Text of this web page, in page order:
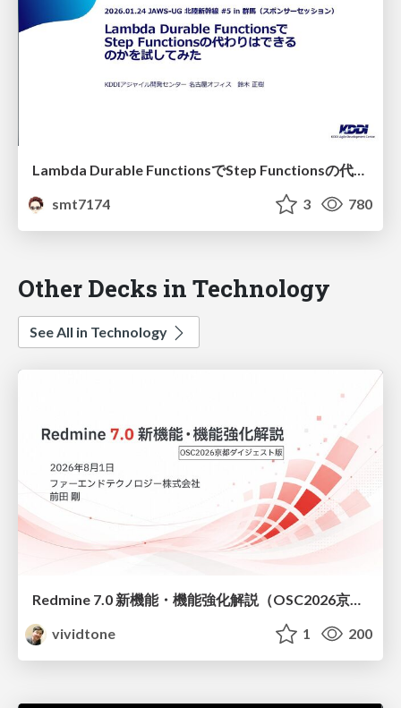
Lambda Durable FunctionsでStep Functionsの代わりはできるのかを試してみた
smt7174
3 780
Other Decks in Technology
See All in Technology
vividtone
1 200